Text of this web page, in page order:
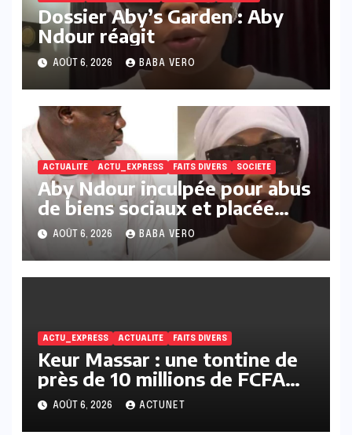
Dossier Aby’s Garden : Aby
Ndour réagit
AOÛT 6, 2026 BABA VERO
ACTUALITE ACTU_EXPRESS FAITS DIVERS SOCIETE
Aby Ndour inculpée pour abus
de biens sociaux et placée
sous liberté provisoire
AOÛT 6, 2026 BABA VERO
ACTU_EXPRESS ACTUALITE FAITS DIVERS
Keur Massar : une tontine de
près de 10 millions de FCFA
vire au scandale, la
responsable en prison
AOÛT 6, 2026 ACTUNET